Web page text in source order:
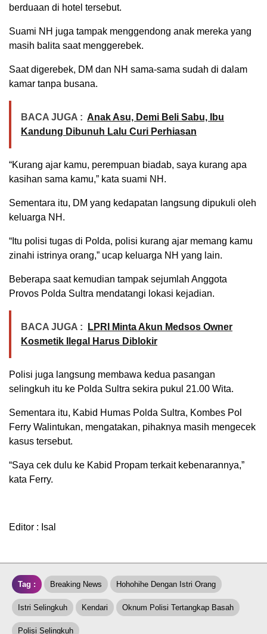
berduaan di hotel tersebut.
Suami NH juga tampak menggendong anak mereka yang
masih balita saat menggerebek.
Saat digerebek, DM dan NH sama-sama sudah di dalam
kamar tanpa busana.
BACA JUGA : Anak Asu, Demi Beli Sabu, Ibu
Kandung Dibunuh Lalu Curi Perhiasan
“Kurang ajar kamu, perempuan biadab, saya kurang apa
kasihan sama kamu,” kata suami NH.
Sementara itu, DM yang kedapatan langsung dipukuli oleh
keluarga NH.
“Itu polisi tugas di Polda, polisi kurang ajar memang kamu
zinahi istrinya orang,” ucap keluarga NH yang lain.
Beberapa saat kemudian tampak sejumlah Anggota
Provos Polda Sultra mendatangi lokasi kejadian.
BACA JUGA :
LPRI Minta Akun Medsos Owner
Kosmetik Ilegal Harus Diblokir
Polisi juga langsung membawa kedua pasangan
selingkuh itu ke Polda Sultra sekira pukul 21.00 Wita.
Sementara itu, Kabid Humas Polda Sultra, Kombes Pol
Ferry Walintukan, mengatakan, pihaknya masih mengecek
kasus tersebut.
“Saya cek dulu ke Kabid Propam terkait kebenarannya,”
kata Ferry.
Editor : Isal
Tag : Breaking News Hohohihe Dengan Istri Orang
Istri Selingkuh Kendari Oknum Polisi Tertangkap Basah
Polisi Selingkuh